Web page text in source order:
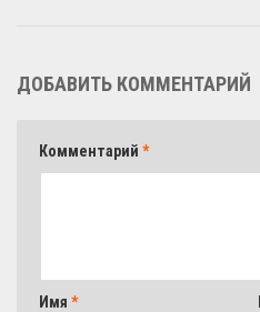
ДОБАВИТЬ КОММЕНТАРИЙ
Комментарий *
Имя *